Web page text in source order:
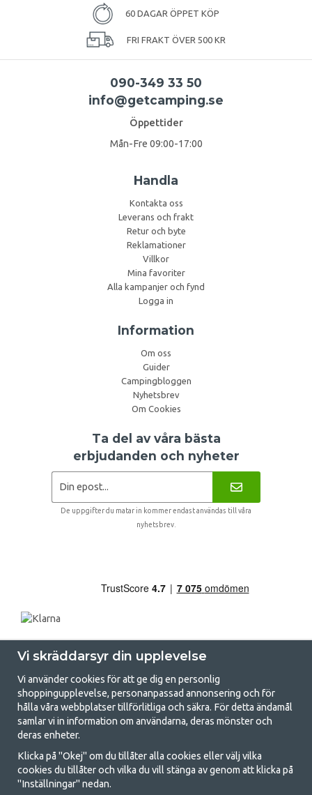
60 DAGAR ÖPPET KÖP
FRI FRAKT ÖVER 500 KR
090-349 33 50
info@getcamping.se
Öppettider
Mån-Fre 09:00-17:00
Handla
Kontakta oss
Leverans och frakt
Retur och byte
Reklamationer
Villkor
Mina favoriter
Alla kampanjer och fynd
Logga in
Information
Om oss
Guider
Campingbloggen
Nyhetsbrev
Om Cookies
Ta del av våra bästa
erbjudanden och nyheter
De uppgifter du matar in kommer endast användas till våra
nyhetsbrev.
GetCamping.se - Din butik för camping
och uteliv
Att campa kan antingen vara en livsstil eller ett sätt att samla familjen
för ett gemensamt äventyr. Oavsett vilken kategori du tillhör hittar du
Vi skräddarsyr din upplevelse
Vi använder cookies för att ge dig en personlig
shoppingupplevelse, personanpassad annonsering och för
hålla våra webbplatser tillförlitliga och säkra. För detta ändamål
samlar vi in information om användarna, deras mönster och
deras enheter.
Klicka på "Okej" om du tillåter alla cookies eller välj vilka
cookies du tillåter och vilka du vill stänga av genom att klicka på
"Inställningar" nedan.